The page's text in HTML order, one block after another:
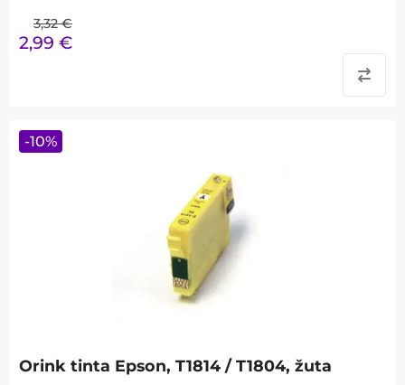
3,32 €
2,99 €
Orink tinta Epson, T1814 / T1804, žuta
-10%